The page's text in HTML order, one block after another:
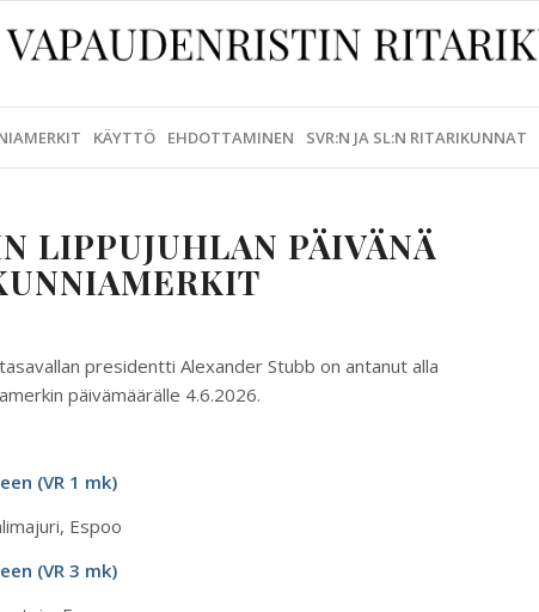
KÄYTTÖ EHDOTTAMINEN SVR:N JA SL:N RITARIKUNNAT
LIPPUJUHLAN PÄIVÄNÄ
presidentti Alexander Stubb on antanut alla
päivämäärälle 4.6.2026.
(VR 1 mk)
Espoo
(VR 3 mk)